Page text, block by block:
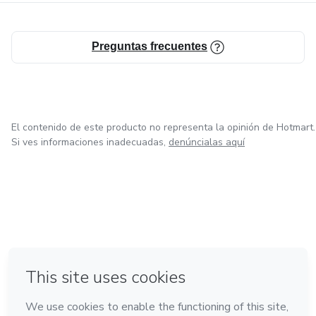
Preguntas frecuentes
El contenido de este producto no representa la opinión de Hotmart.
Si ves informaciones inadecuadas, denúncialas aquí
Hecho con❤ en Ciudad de México